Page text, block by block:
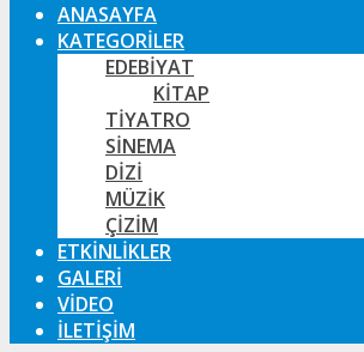
ANASAYFA
KATEGORILER
EDEBIYAT
KITAP
TIYATRO
SINEMA
DIZI
MÜZIK
ÇIZIM
ETKINLIKLER
GALERI
VIDEO
İLETIŞIM